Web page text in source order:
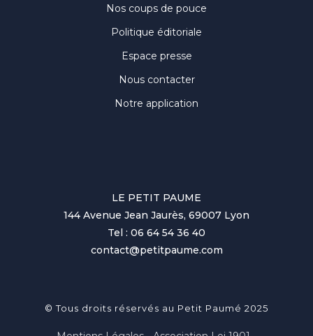
Nos coups de pouce
Politique éditoriale
Espace presse
Nous contacter
Notre application
LE PETIT PAUME
144 Avenue Jean Jaurès, 69007 Lyon
Tel : 06 64 54 36 40
contact@petitpaume.com
© Tous droits réservés au Petit Paumé 2025